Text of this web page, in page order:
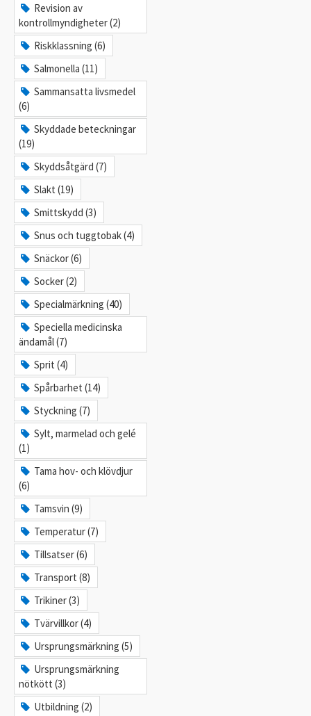
Revision av
kontrollmyndigheter (2)
Riskklassning (6)
Salmonella (11)
Sammansatta livsmedel
(6)
Skyddade beteckningar
(19)
Skyddsåtgärd (7)
Slakt (19)
Smittskydd (3)
Snus och tuggtobak (4)
Snäckor (6)
Socker (2)
Specialmärkning (40)
Speciella medicinska
ändamål (7)
Sprit (4)
Spårbarhet (14)
Styckning (7)
Sylt, marmelad och gelé
(1)
Tama hov- och klövdjur
(6)
Tamsvin (9)
Temperatur (7)
Tillsatser (6)
Transport (8)
Trikiner (3)
Tvärvillkor (4)
Ursprungsmärkning (5)
Ursprungsmärkning
nötkött (3)
Utbildning (2)